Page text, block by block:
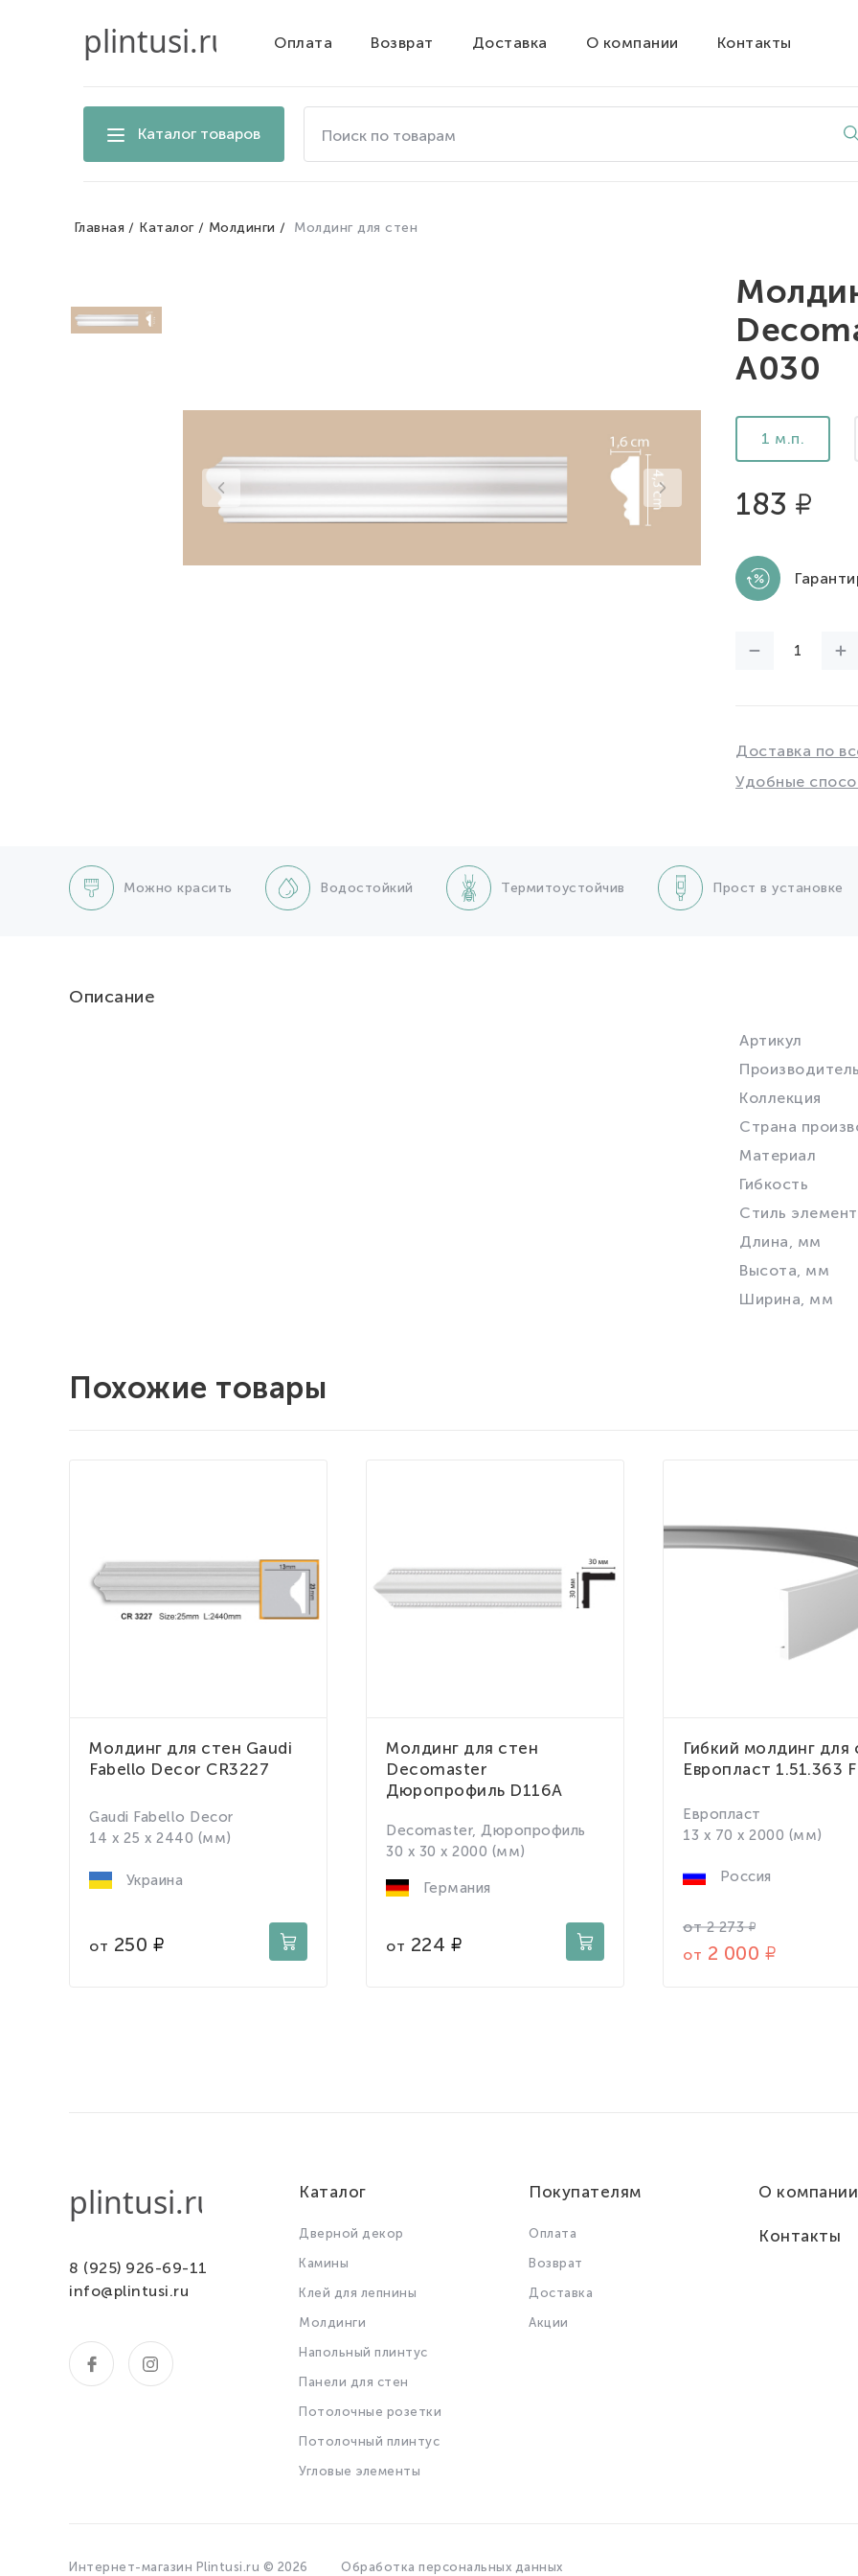
Оплата Возврат Доставка О компании Контакты
Каталог товаров
товарам
Главная Каталог Молдинги Молдинг для стен
A030
1 м.п.
183
Доставка по
Удобные
Можно красить Водостойкий Термитоустойчив Прост в установке
Описание
Артикул
Коллекция
Страна
Материал
Гибкость
Стиль
Длина, мм
Высота, мм
Ширина, мм
Похожие товары
Молдинг для стен Gaudi
Fabello Decor CR3227
Gaudi Fabello Decor
14 x 25 x 2440 (мм)
Украина
от 250
Молдинг для стен
Decomaster
Дюропрофиль D116A
Decomaster, Дюропрофиль
30 x 30 x 2000 (мм)
Германия
от 224
Гибкий молдинг для
Европласт 1.51.363
Европласт
13 x 70 x 2000 (мм)
Россия
от2 273
от 2 000
8 (925) 926-69-11
info@plintusi.ru
Каталог
Дверной декор
Камины
Клей для лепнины
Молдинги
Напольный плинтус
Панели для стен
Потолочные розетки
Потолочный плинтус
Угловые элементы
Покупателям
Оплата
Возврат
Доставка
Акции
О компании
Контакты
Интернет-магазин Plintusi.ru © 2026 Обработка персональных данных